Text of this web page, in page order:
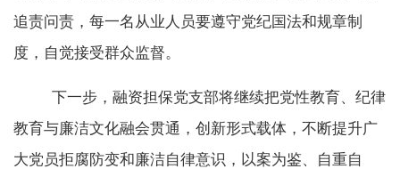
追责问责，每一名从业人员要遵守党纪国法和规章制
度，自觉接受群众监督。
下一步，融资担保党支部将继续把党性教育、纪律
教育与廉洁文化融会贯通，创新形式载体，不断提升广
大党员拒腐防变和廉洁自律意识，以案为鉴、自重自